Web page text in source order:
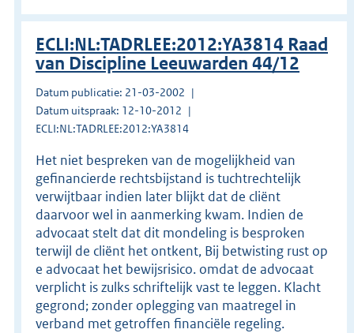
ECLI:NL:TADRLEE:2012:YA3814 Raad
van Discipline Leeuwarden 44/12
Datum publicatie: 21-03-2002
Datum uitspraak: 12-10-2012
ECLI:NL:TADRLEE:2012:YA3814
Het niet bespreken van de mogelijkheid van
gefinancierde rechtsbijstand is tuchtrechtelijk
verwijtbaar indien later blijkt dat de cliënt
daarvoor wel in aanmerking kwam. Indien de
advocaat stelt dat dit mondeling is besproken
terwijl de cliënt het ontkent, Bij betwisting rust op
e advocaat het bewijsrisico. omdat de advocaat
verplicht is zulks schriftelijk vast te leggen. Klacht
gegrond; zonder oplegging van maatregel in
verband met getroffen financiële regeling.